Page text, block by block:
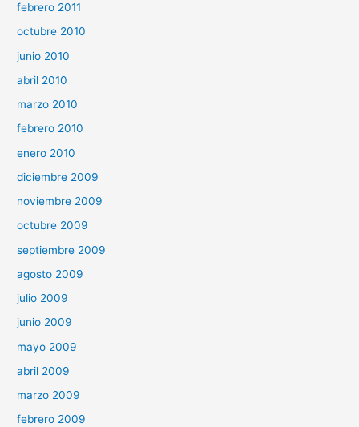
febrero 2011
octubre 2010
junio 2010
abril 2010
marzo 2010
febrero 2010
enero 2010
diciembre 2009
noviembre 2009
octubre 2009
septiembre 2009
agosto 2009
julio 2009
junio 2009
mayo 2009
abril 2009
marzo 2009
febrero 2009